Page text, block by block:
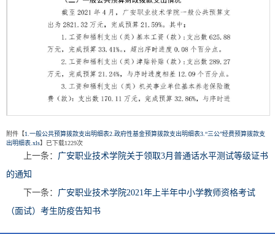
第 2 页
附件【1.一般公共预算拨款支出明细表2.政府性基金预算拨款支出明细表3.“三公”经费预算拨款支
出明细表.xls】已下载1229次
上一条： 广安职业技术学院关于领取3月普通话水平测试等级证书
的通知
下一条： 广安职业技术学院2021年上半年中小学教师资格考试
（面试）考生防疫告知书